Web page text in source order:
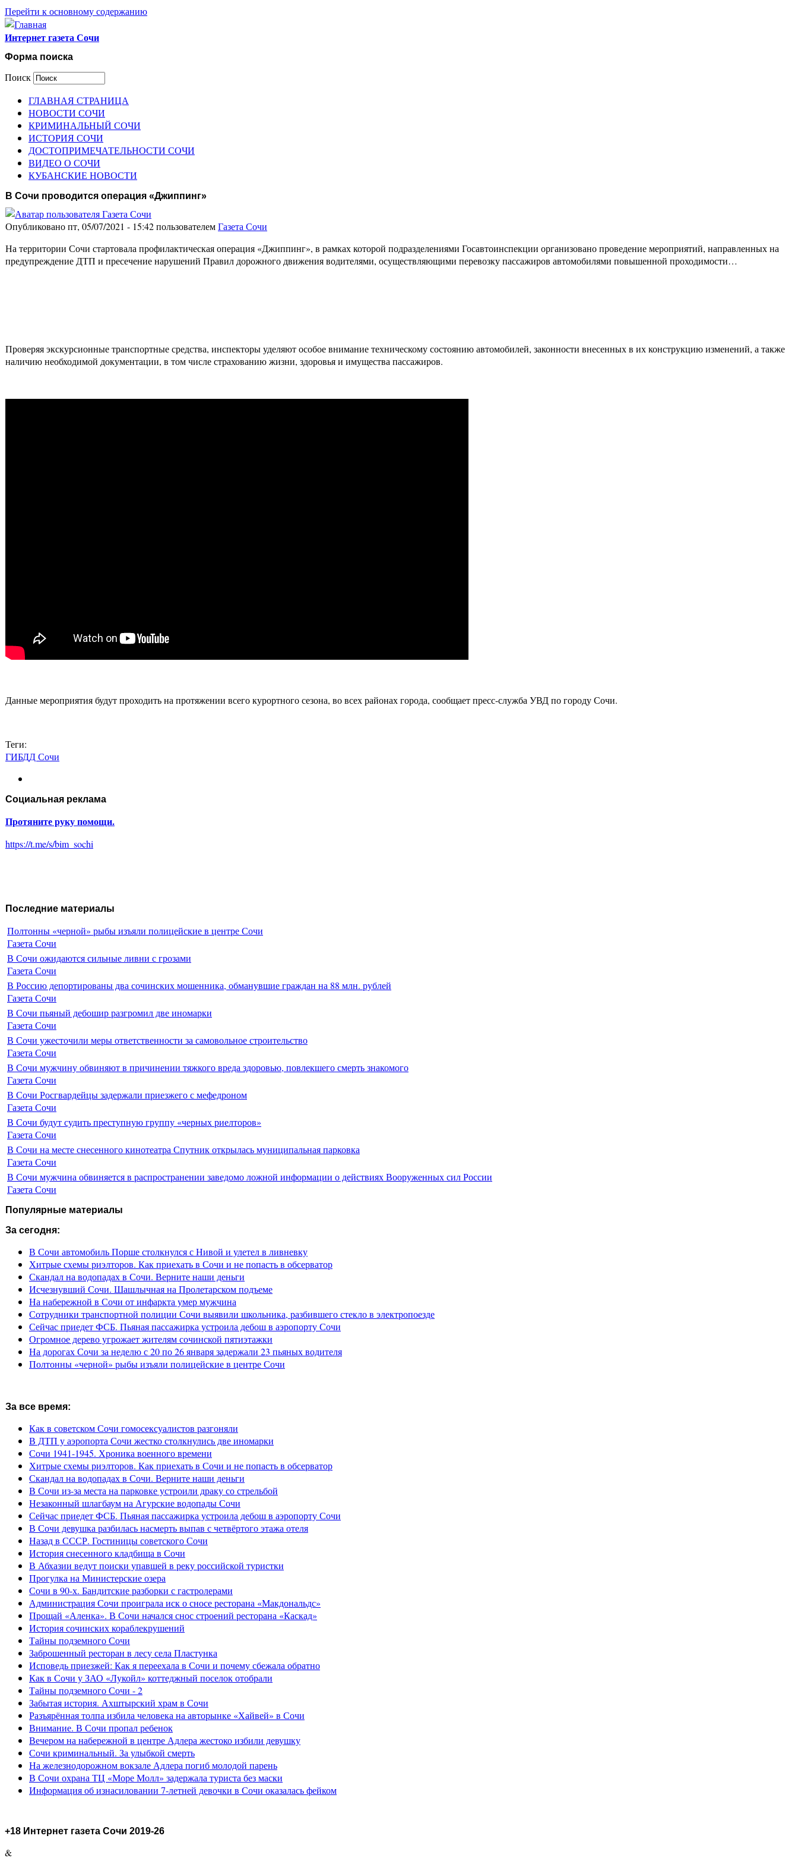
Перейти к основному содержанию
Интернет газета Сочи
Форма поиска
Поиск
ГЛАВНАЯ СТРАНИЦА
НОВОСТИ СОЧИ
КРИМИНАЛЬНЫЙ СОЧИ
ИСТОРИЯ СОЧИ
ДОСТОПРИМЕЧАТЕЛЬНОСТИ СОЧИ
ВИДЕО О СОЧИ
КУБАНСКИЕ НОВОСТИ
В Сочи проводится операция «Джиппинг»
Опубликовано пт, 05/07/2021 - 15:42 пользователемГазета Сочи
На территории Сочи стартовала профилактическая операция «Джиппинг», в рамках которой подразделениями Госавтоинспекции организовано проведение мероприятий, направленных на
предупреждение ДТП и пресечение нарушений Правил дорожного движения водителями, осуществляющими перевозку пассажиров автомобилями повышенной проходимости…
Проверяя экскурсионные транспортные средства, инспекторы уделяют особое внимание техническому состоянию автомобилей, законности внесенных в их конструкцию изменений, а также
наличию необходимой документации, в том числе страхованию жизни, здоровья и имущества пассажиров.
Данные мероприятия будут проходить на протяжении всего курортного сезона, во всех районах города, сообщает пресс-служба УВД по городу Сочи.
Теги:
ГИБДД Сочи
Социальная реклама
Протяните руку помощи.
https://t.me/s/bim_sochi
Последние материалы
Полтонны «черной» рыбы изъяли полицейские в центре Сочи
Газета Сочи
В Сочи ожидаются сильные ливни с грозами
Газета Сочи
В Россию депортированы два сочинских мошенника, обманувшие граждан на 88 млн. рублей
Газета Сочи
В Сочи пьяный дебошир разгромил две иномарки
Газета Сочи
В Сочи ужесточили меры ответственности за самовольное строительство
Газета Сочи
В Сочи мужчину обвиняют в причинении тяжкого вреда здоровью, повлекшего смерть знакомого
Газета Сочи
В Сочи Росгвардейцы задержали приезжего с мефедроном
Газета Сочи
В Сочи будут судить преступную группу «черных риелторов»
Газета Сочи
В Сочи на месте снесенного кинотеатра Спутник открылась муниципальная парковка
Газета Сочи
В Сочи мужчина обвиняется в распространении заведомо ложной информации о действиях Вооруженных сил России
Газета Сочи
Популярные материалы
За сегодня:
В Сочи автомобиль Порше столкнулся с Нивой и улетел в ливневку
Хитрые схемы риэлторов. Как приехать в Сочи и не попасть в обсерватор
Скандал на водопадах в Сочи. Верните наши деньги
Исчезнувший Сочи. Шашлычная на Пролетарском подъеме
На набережной в Сочи от инфаркта умер мужчина
Сотрудники транспортной полиции Сочи выявили школьника, разбившего стекло в электропоезде
Сейчас приедет ФСБ. Пьяная пассажирка устроила дебош в аэропорту Сочи
Огромное дерево угрожает жителям сочинской пятиэтажки
На дорогах Сочи за неделю с 20 по 26 января задержали 23 пьяных водителя
Полтонны «черной» рыбы изъяли полицейские в центре Сочи
За все время:
Как в советском Сочи гомосексуалистов разгоняли
В ДТП у аэропорта Сочи жестко столкнулись две иномарки
Сочи 1941-1945. Хроника военного времени
Хитрые схемы риэлторов. Как приехать в Сочи и не попасть в обсерватор
Скандал на водопадах в Сочи. Верните наши деньги
В Сочи из-за места на парковке устроили драку со стрельбой
Незаконный шлагбаум на Агурские водопады Сочи
Сейчас приедет ФСБ. Пьяная пассажирка устроила дебош в аэропорту Сочи
В Сочи девушка разбилась насмерть выпав с четвёртого этажа отеля
Назад в СССР. Гостиницы советского Сочи
История снесенного кладбища в Сочи
В Абхазии ведут поиски упавшей в реку российской туристки
Прогулка на Министерские озера
Сочи в 90-х. Бандитские разборки с гастролерами
Администрация Сочи проиграла иск о сносе ресторана «Макдональдс»
Прощай «Аленка». В Сочи начался снос строений ресторана «Каскад»
История сочинских кораблекрушений
Тайны подземного Сочи
Заброшенный ресторан в лесу села Пластунка
Исповедь приезжей: Как я переехала в Сочи и почему сбежала обратно
Как в Сочи у ЗАО «Лукойл» коттеджный поселок отобрали
Тайны подземного Сочи - 2
Забытая история. Ахштырский храм в Сочи
Разъярённая толпа избила человека на авторынке «Хайвей» в Сочи
Внимание. В Сочи пропал ребенок
Вечером на набережной в центре Адлера жестоко избили девушку
Сочи криминальный. За улыбкой смерть
На железнодорожном вокзале Адлера погиб молодой парень
В Сочи охрана ТЦ «Море Молл» задержала туриста без маски
Информация об изнасиловании 7-летней девочки в Сочи оказалась фейком
+18 Интернет газета Сочи 2019-26
&